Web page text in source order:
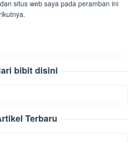
situs web saya pada peramban ini
bibit disini
Terbaru